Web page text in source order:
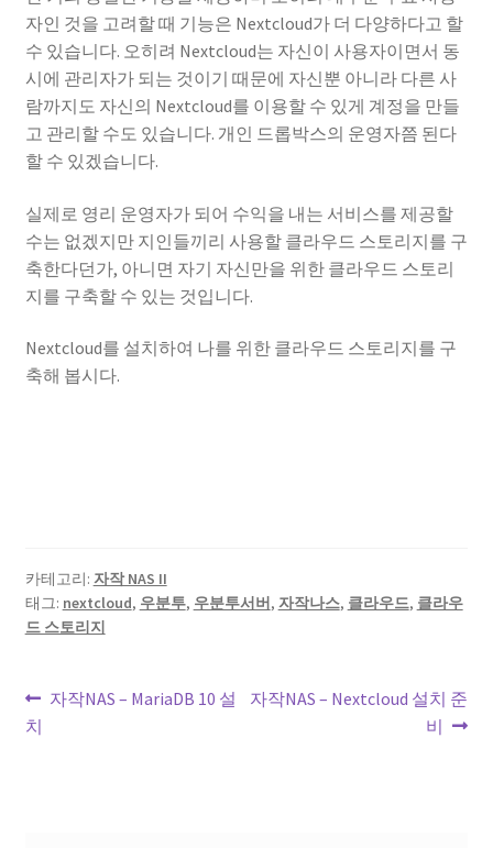
자인 것을 고려할 때 기능은 Nextcloud가 더 다양하다고 할
수 있습니다. 오히려 Nextcloud는 자신이 사용자이면서 동
시에 관리자가 되는 것이기 때문에 자신뿐 아니라 다른 사
람까지도 자신의 Nextcloud를 이용할 수 있게 계정을 만들
고 관리할 수도 있습니다. 개인 드롭박스의 운영자쯤 된다
할 수 있겠습니다.
실제로 영리 운영자가 되어 수익을 내는 서비스를 제공할
수는 없겠지만 지인들끼리 사용할 클라우드 스토리지를 구
축한다던가, 아니면 자기 자신만을 위한 클라우드 스토리
지를 구축할 수 있는 것입니다.
Nextcloud를 설치하여 나를 위한 클라우드 스토리지를 구
축해 봅시다.
카테고리: 자작 NAS II
태그: nextcloud, 우분투, 우분투서버, 자작나스, 클라우드, 클라우
드 스토리지
글
내
이
자작NAS – MariaDB 10 설
치
다
자작NAS – Nextcloud 설치 준
비